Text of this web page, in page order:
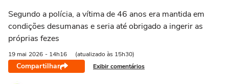
Segundo a polícia, a vítima de 46 anos era mantida em
condições desumanas e seria até obrigado a ingerir as
próprias fezes
19 mai 2026 - 14h16 (atualizado às 15h30)
Compartilhar Exibir comentários